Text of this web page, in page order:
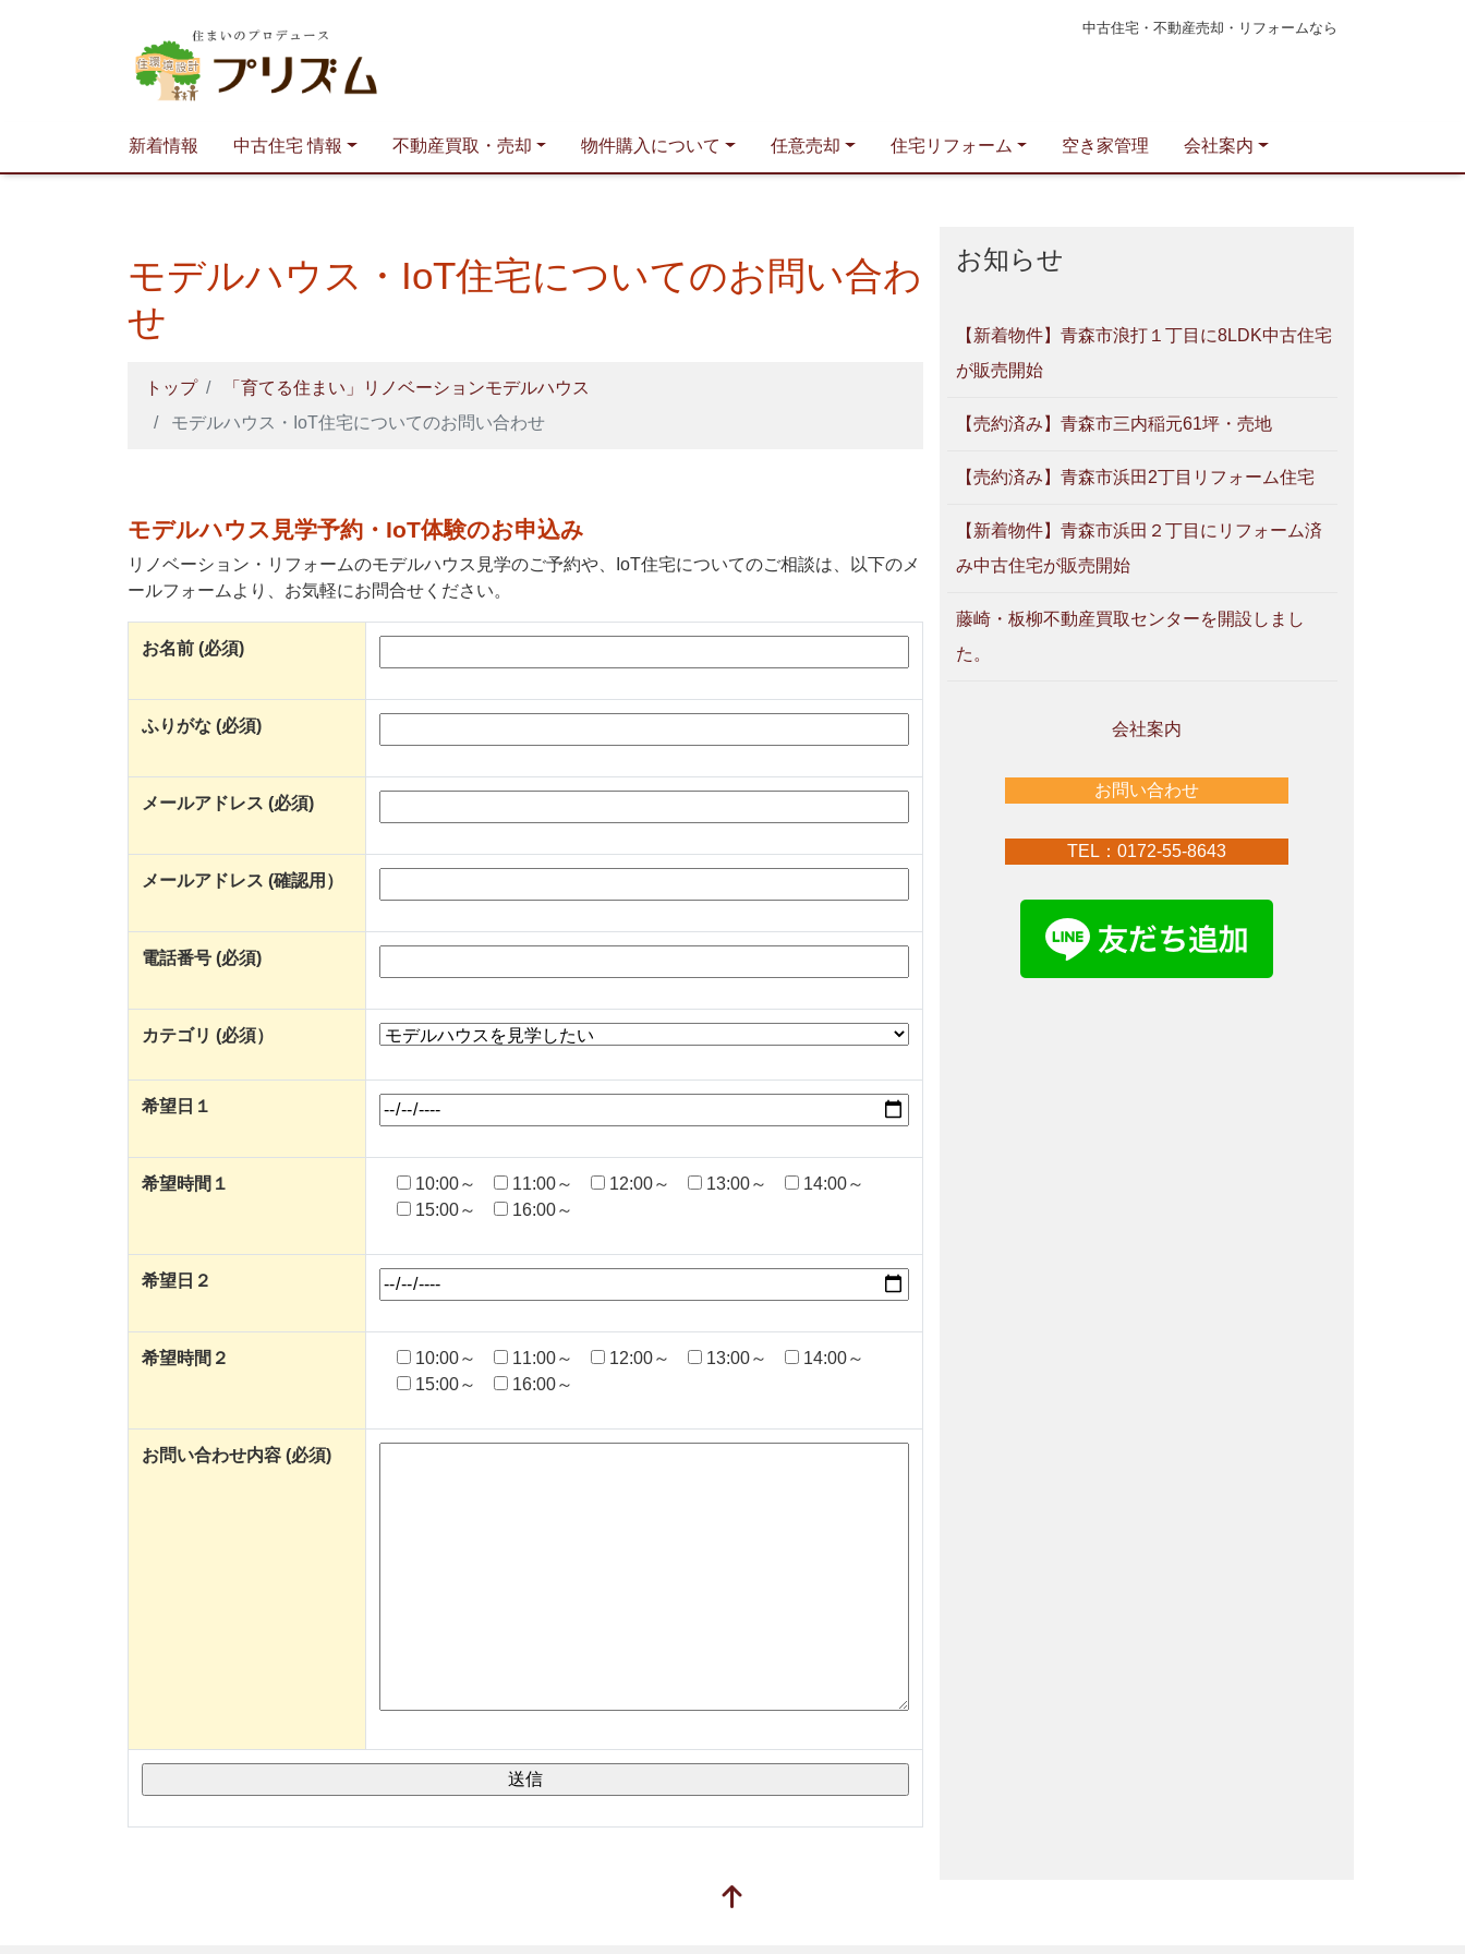
中古住宅・不動産売却・リフォームなら
新着情報 中古住宅 情報 不動産買取・売却 物件購入について 任意売却 住宅リフォーム 空き家管理 会社案内
モデルハウス・IoT住宅についてのお問い合わ
せ
トップ
「育てる住まい」リノベーションモデルハウス
モデルハウス・IoT住宅についてのお問い合わせ
モデルハウス見学予約・IoT体験のお申込み
リノベーション・リフォームのモデルハウス見学のご予約や、IoT住宅についてのご相談は、以下のメ
ールフォームより、お気軽にお問合せください。
お名前 (必須)
ふりがな (必須)
メールアドレス (必須)
メールアドレス (確認用）
電話番号 (必須)
カテゴリ (必須）
希望日１
希望時間１ 10:00～ 11:00～ 12:00～ 13:00～
14:00～
15:00～
16:00～
希望日２
希望時間２ 10:00～ 11:00～ 12:00～ 13:00～
14:00～
15:00～
16:00～
お問い合わせ内容 (必須)
お知らせ
【新着物件】青森市浪打１丁目に8LDK中古住宅
が販売開始
【売約済み】青森市三内稲元61坪・売地
【売約済み】青森市浜田2丁目リフォーム住宅
【新着物件】青森市浜田２丁目にリフォーム済
み中古住宅が販売開始
藤崎・板柳不動産買取センターを開設しまし
た。
会社案内
お問い合わせ
TEL：0172-55-8643